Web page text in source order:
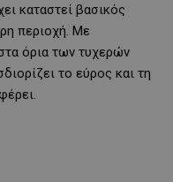
καταστεί βασικός
περιοχή. Με
όρια των τυχερών
το εύρος και τη